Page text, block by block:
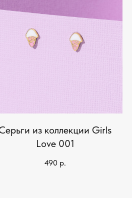
из коллекции Girls
Love 001
490 р.